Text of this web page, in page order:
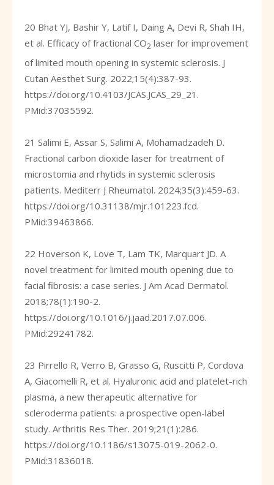
20 Bhat YJ, Bashir Y, Latif I, Daing A, Devi R, Shah IH,
et al. Efficacy of fractional CO2 laser for improvement
of limited mouth opening in systemic sclerosis. J
Cutan Aesthet Surg. 2022;15(4):387-93.
https://doi.org/10.4103/JCAS.JCAS_29_21 .
PMid:37035592.
21 Salimi E, Assar S, Salimi A, Mohamadzadeh D.
Fractional carbon dioxide laser for treatment of
microstomia and rhytids in systemic sclerosis
patients. Mediterr J Rheumatol. 2024;35(3):459-63.
https://doi.org/10.31138/mjr.101223.fcd.
PMid:39463866.
22 Hoverson K, Love T, Lam TK, Marquart JD. A
novel treatment for limited mouth opening due to
facial fibrosis: a case series. J Am Acad Dermatol.
2018;78(1):190-2.
https://doi.org/10.1016/j.jaad.2017.07.006.
PMid:29241782.
23 Pirrello R, Verro B, Grasso G, Ruscitti P, Cordova
A, Giacomelli R, et al. Hyaluronic acid and platelet-rich
plasma, a new therapeutic alternative for
scleroderma patients: a prospective open-label
study. Arthritis Res Ther. 2019;21(1):286.
https://doi.org/10.1186/s13075-019-2062-0.
PMid:31836018.